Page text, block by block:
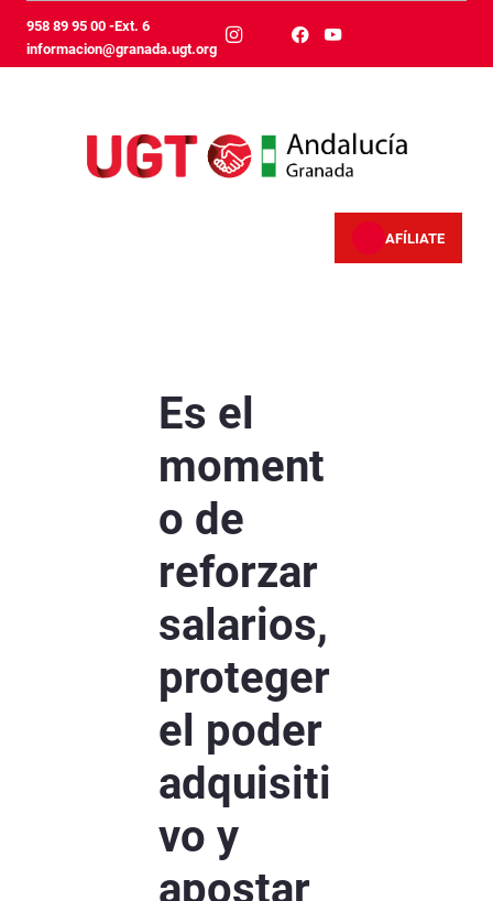
Ugrás a fő tartalomhoz
958 89 95 00 -Ext. 6
informacion@granada.ugt.org
AFÍLIATE
Es el
moment
o de
reforzar
salarios,
proteger
el poder
adquisiti
vo y
apostar